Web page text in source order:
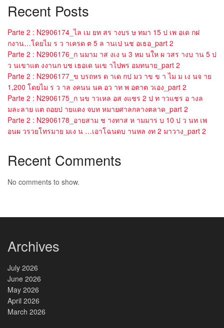
Recent Posts
Parte 2 : N2906174_ไล เม ยท สร างบร ษ ทมา 15 ป เพ อเด กฝ
กงาน…โดยไม ร ว าเครด ต 5 ล านเป นช อเธอ_part 2
Parte 2 : N2906176_ก นมาม าส งเง น 3 หม นให ผ วสร างบ าน 5 ป
ว นเขาแต งงานก บช เธอเด นเข าไปพร อมทนาย_part 2
Parte 2 : N2906177_ข บรถหร ด าเด กป มว าข ข า ไม ม เง นจ าย
1,200 โดยไม ร ว าล งคนน นค อว าท พ อตาต วเอง_part 2
Parte 2 : N2906175_ก นข าวเหล อส งแชร 2 ป ท าวแชร อ างล
มละลาย แต ถอยป ายแดง จบท หมายศาลกลางตลาด_part 2
Parte 2 : N2906178_อายสาม ช างทาส ห ามมาร บ 10 ป ว นท เพ
อนผ วรวยโทรมาย มเง น …เอาโฉนดบ านหล งท 2 มาวาง_part 2
Recent Comments
No comments to show.
Archives
July 2026
June 2026
May 2026
April 2026
March 2026